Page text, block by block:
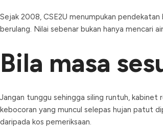
Sejak 2008, CSE2U menumpukan
berulang. Nilai sebenar bukan hanya mencari
Bila masa
Jangan tunggu sehingga siling runtuh,
kebocoran yang muncul selepas hujan patut
daripada kos pemeriksaan.